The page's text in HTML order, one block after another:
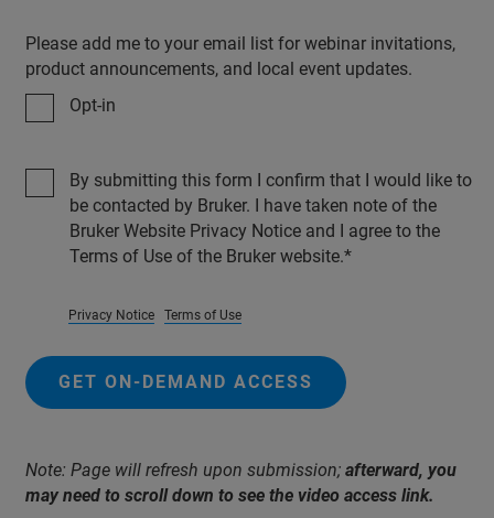
Please add me to your email list for webinar invitations,
product announcements, and local event updates.
Opt-in
By submitting this form I confirm that I would like to
be contacted by Bruker. I have taken note of the
Bruker Website Privacy Notice and I agree to the
Terms of Use of the Bruker website.
Privacy Notice Terms of Use
GET ON-DEMAND ACCESS
Note: Page will refresh upon submission; afterward, you
may need to scroll down to see the video access link.